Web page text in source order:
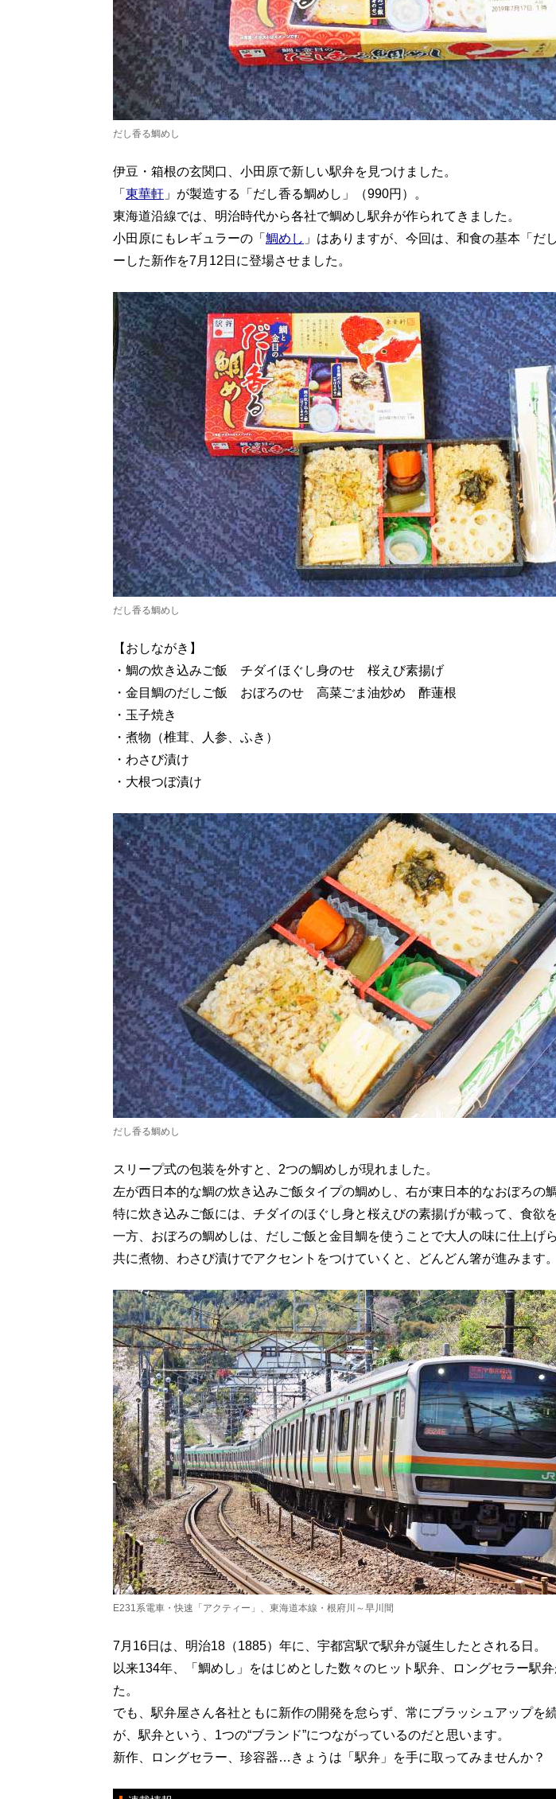
だし香る鯛めし
伊豆・箱根の玄関口、小田原で新しい駅弁を見つけました。
「 東華軒 」が製造する「だし香る鯛めし」（990円）。
東海道沿線では、明治時代から各社で鯛めし駅弁が作られてきました。
小田原にもレギュラーの「 鯛めし 」はありますが、今回は、和食の基本「だ
ーした新作を7月12日に登場させました。
だし香る鯛めし
【おしながき】
・鯛の炊き込みご飯 チダイほぐし身のせ 桜えび素揚げ
・金目鯛のだしご飯 おぼろのせ 高菜ごま油炒め 酢蓮根
・玉子焼き
・煮物（椎茸、人参、ふき）
・わさび漬け
・大根つぼ漬け
だし香る鯛めし
スリープ式の包装を外すと、2つの鯛めしが現れました。
左が西日本的な鯛の炊き込みご飯タイプの鯛めし、右が東日本的なおぼろの鯛
特に炊き込みご飯には、チダイのほぐし身と桜えびの素揚げが載って、食欲
一方、おぼろの鯛めしは、だしご飯と金目鯛を使うことで大人の味に仕上げ
共に煮物、わさび漬けでアクセントをつけていくと、どんどん箸が進みます。
E231系電車・快速「アクティー」、東海道本線・根府川～早川間
7月16日は、明治18（1885）年に、宇都宮駅で駅弁が誕生したとされる日。
以来134年、「鯛めし」をはじめとした数々のヒット駅弁、ロングセラー駅
た。
でも、駅弁屋さん各社ともに新作の開発を怠らず、常にブラッシュアップを
が、駅弁という、1つの“ブランド”につながっているのだと思います。
新作、ロングセラー、珍容器…きょうは「駅弁」を手に取ってみませんか？